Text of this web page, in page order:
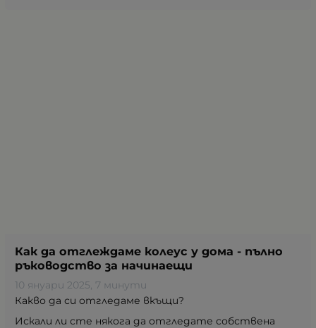
Как да отглеждаме колеус у дома - пълно
ръководство за начинаещи
10 януари 2025, 7 минути
Какво да си отгледаме вкъщи?
Искали ли сте някога да отгледате собствена